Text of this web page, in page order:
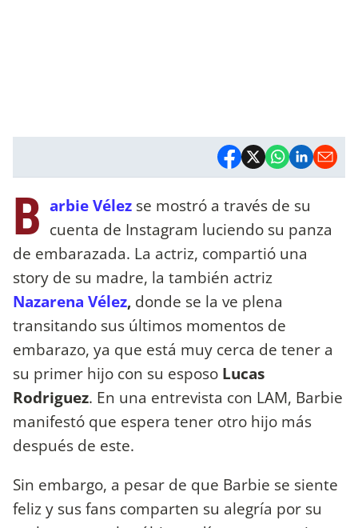
B arbie Vélez se mostró a través de su
cuenta de Instagram luciendo su panza
de embarazada. La actriz, compartió una
story de su madre, la también actriz
Nazarena Vélez, donde se la ve plena
transitando sus últimos momentos de
embarazo, ya que está muy cerca de tener a
su primer hijo con su esposo Lucas
Rodriguez. En una entrevista con LAM, Barbie
manifestó que espera tener otro hijo más
después de este.
Sin embargo, a pesar de que Barbie se siente
feliz y sus fans comparten su alegría por su